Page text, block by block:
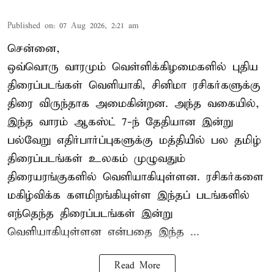
Published on: 07 Aug 2026, 2:21 am
சென்னை,
ஒவ்வொரு வாரமும் வெள்ளிக்கிழமைகளில் புதிய
திரைப்படங்கள் வெளியாகி, சினிமா ரசிகர்களுக்கு
திரை விருந்தாக அமைகின்றன. அந்த வகையில்,
இந்த வாரம் ஆகஸ்ட் 7-ந் தேதியான இன்று
பல்வேறு எதிர்பார்ப்புகளுக்கு மத்தியில் பல தமிழ்
திரைப்படங்கள் உலகம் முழுவதும்
திரையரங்குகளில் வெளியாகியுள்ளன. ரசிகர்களை
மகிழ்விக்க களமிறங்கியுள்ள இந்தப் படங்களில்
எந்தெந்த திரைப்படங்கள் இன்று
வெளியாகியுள்ளன என்பதை இந்த ...
Read More